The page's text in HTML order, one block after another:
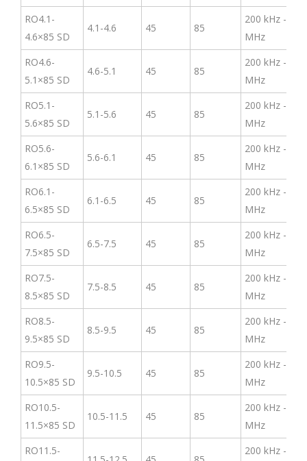
RO4.1-
4.6×85 SD
4.1-4.6 45 85
200 kHz -3
MHz
RO4.6-
5.1×85 SD
4.6-5.1 45 85
200 kHz -3
MHz
RO5.1-
5.6×85 SD
5.1-5.6 45 85
200 kHz -3
MHz
RO5.6-
6.1×85 SD
5.6-6.1 45 85
200 kHz -3
MHz
RO6.1-
6.5×85 SD
6.1-6.5 45 85
200 kHz -3
MHz
RO6.5-
7.5×85 SD
6.5-7.5 45 85
200 kHz -3
MHz
RO7.5-
8.5×85 SD
7.5-8.5 45 85
200 kHz -3
MHz
RO8.5-
9.5×85 SD
8.5-9.5 45 85
200 kHz -3
MHz
RO9.5-
10.5×85 SD
9.5-10.5 45 85
200 kHz -3
MHz
RO10.5-
11.5×85 SD
10.5-11.5 45 85
200 kHz -3
MHz
RO11.5-
200 kHz -3